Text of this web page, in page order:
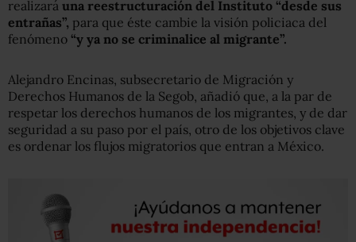
realizará una reestructuración del Instituto “desde sus
entrañas”, para que éste cambie la visión policiaca del
fenómeno “y ya no se criminalice al migrante”.
Alejandro Encinas, subsecretario de Migración y
Derechos Humanos de la Segob, añadió que, a la par de
respetar los derechos humanos de los migrantes, y de dar
seguridad a su paso por el país, otro de los objetivos clave
es ordenar los flujos migratorios que entran a México.